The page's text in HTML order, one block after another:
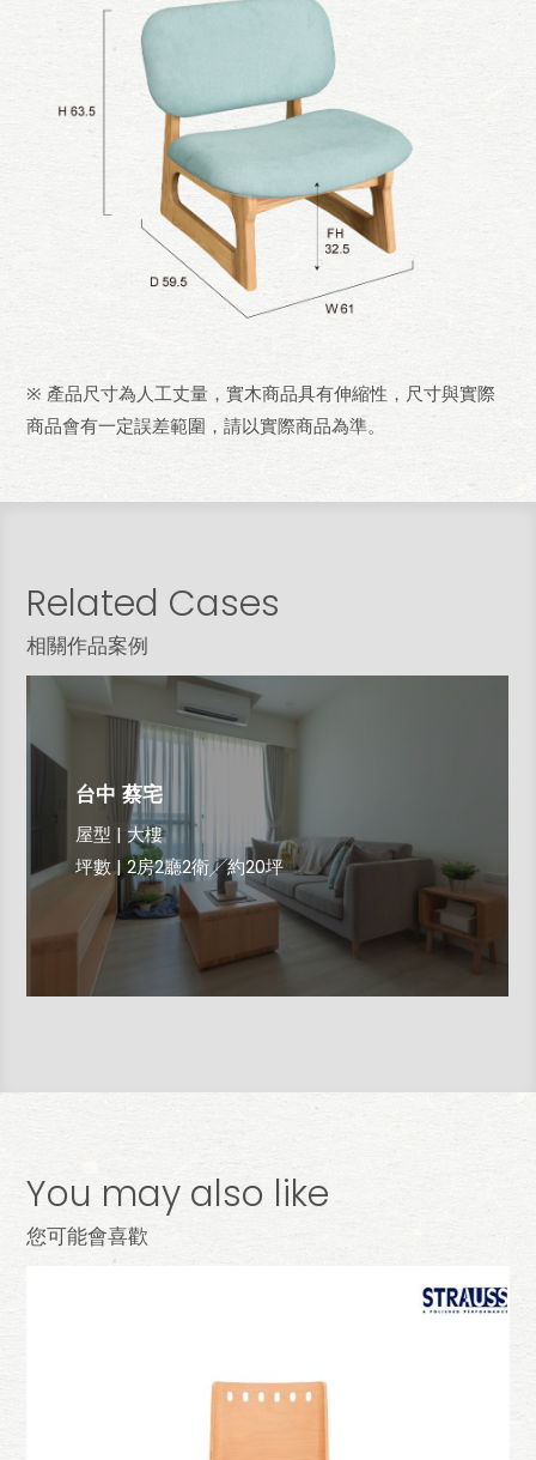
※ 產品尺寸為人工丈量，實木商品具有伸縮性，尺寸與實際
商品會有一定誤差範圍，請以實際商品為準。
Related Cases
相關作品案例
台中 蔡宅
屋型 | 大樓
坪數 | 2房2廳2衛╱約20坪
You may also like
您可能會喜歡